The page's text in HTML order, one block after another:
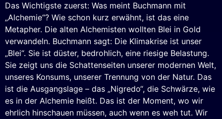
Das Wichtigste zuerst: Was meint Buchmann mit
„Alchemie“? Wie schon kurz erwähnt, ist das eine
Metapher. Die alten Alchemisten wollten Blei in Gold
verwandeln. Buchmann sagt: Die Klimakrise ist unser
„Blei“. Sie ist düster, bedrohlich, eine riesige Belastung.
Sie zeigt uns die Schattenseiten unserer modernen Welt,
unseres Konsums, unserer Trennung von der Natur. Das
ist die Ausgangslage – das „Nigredo“, die Schwärze, wie
es in der Alchemie heißt. Das ist der Moment, wo wir
ehrlich hinschauen müssen, auch wenn es weh tut. Wir